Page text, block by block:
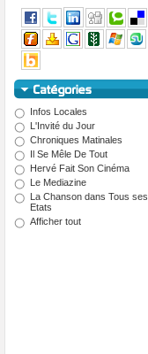
Infos Locales
L'Invité du Jour
Chroniques Matinales
Il Se Mêle De Tout
Hervé Fait Son Cinéma
Le Mediazine
La Chanson dans Tous ses
Etats
Afficher tout